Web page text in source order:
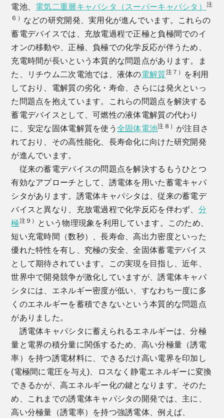
電池、 電気二重層キャパシタ（スーパーキャパシタ）
注
６） などの研究開発、実用化が進んでいます。これらの
蓄電デバイスでは、充放電過程で正極と負極間でのイ
オンの移動や、正極、負極での化学反応が伴うため、
充電時間が長いという本質的な問題点があります。ま
た、リチウム二次電池では、液体の電解質注７）
を利用
しており、電解質の劣化・寿命、さらには発火といっ
た問題点を抱えています。これらの問題点を解決する
蓄電デバイスとして、可燃性の液体電解質の代わり
に、安定な固体電解質を使う 全固体電池注８） が注目さ
れており、その高性能化、長寿命化に向けた研究開発
が進んでいます。
従来の蓄電デバイスの問題点を解決するもうひとつ
有効なアプローチとして、誘電体を用いた蓄電キャパ
シタがあります。誘電体キャパシタは、従来の蓄電デ
バイスと異なり、充放電過程で化学反応を伴わず、 分
極注９）
という物理現象を利用しています。このため、
短い充電時間（数秒）、長寿命、高出力密度といった
優れた特性を有し、究極の安全、全固体蓄電デバイス
として期待されています。この実現を目指し、近年、
世界中で開発競争が激化していますが、誘電体キャパ
シタには、エネルギー密度が低い、すなわち一度に多
くのエネルギーを蓄積できないという本質的な問題点
がありました。
誘電体キャパシタに蓄えられるエネルギーは、分極
量と電界の積分量に関係するため、高い分極量（誘電
率）を持つ誘電材料に、できるだけ高い電界を印加し
(電極間に電圧を与え)、ロスなく静電エネルギーに変換
できるかが、高エネルギー化の鍵となります。そのた
め、これまでの誘電体キャパシタの開発では、主に、
高い分極量（誘電率）を持つ強誘電体、例えば、